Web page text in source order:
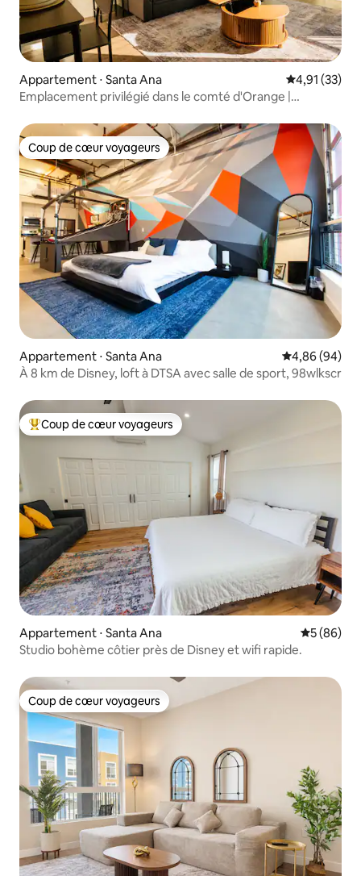
Appartement ⋅ Santa Ana Évaluation
4,91 (33)
Emplacement privilégié dans le comté d'Orange |
Coup de cœur voyageurs
Coup de cœur voyageurs
Appartement ⋅ Santa Ana Évaluation
4,86 (94)
À 8 km de Disney, loft à DTSA avec salle de sport, 98wlkscr
Coups de cœur voyageurs les plus appréciés
Coup de cœur voyageurs
Appartement ⋅ Santa Ana
5 (86)
Studio bohème côtier près de Disney et wifi rapide.
Coup de cœur voyageurs
Coup de cœur voyageurs